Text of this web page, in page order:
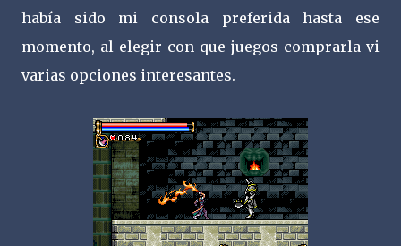
había sido mi consola preferida hasta ese
momento, al elegir con que juegos comprarla vi
varias opciones interesantes.